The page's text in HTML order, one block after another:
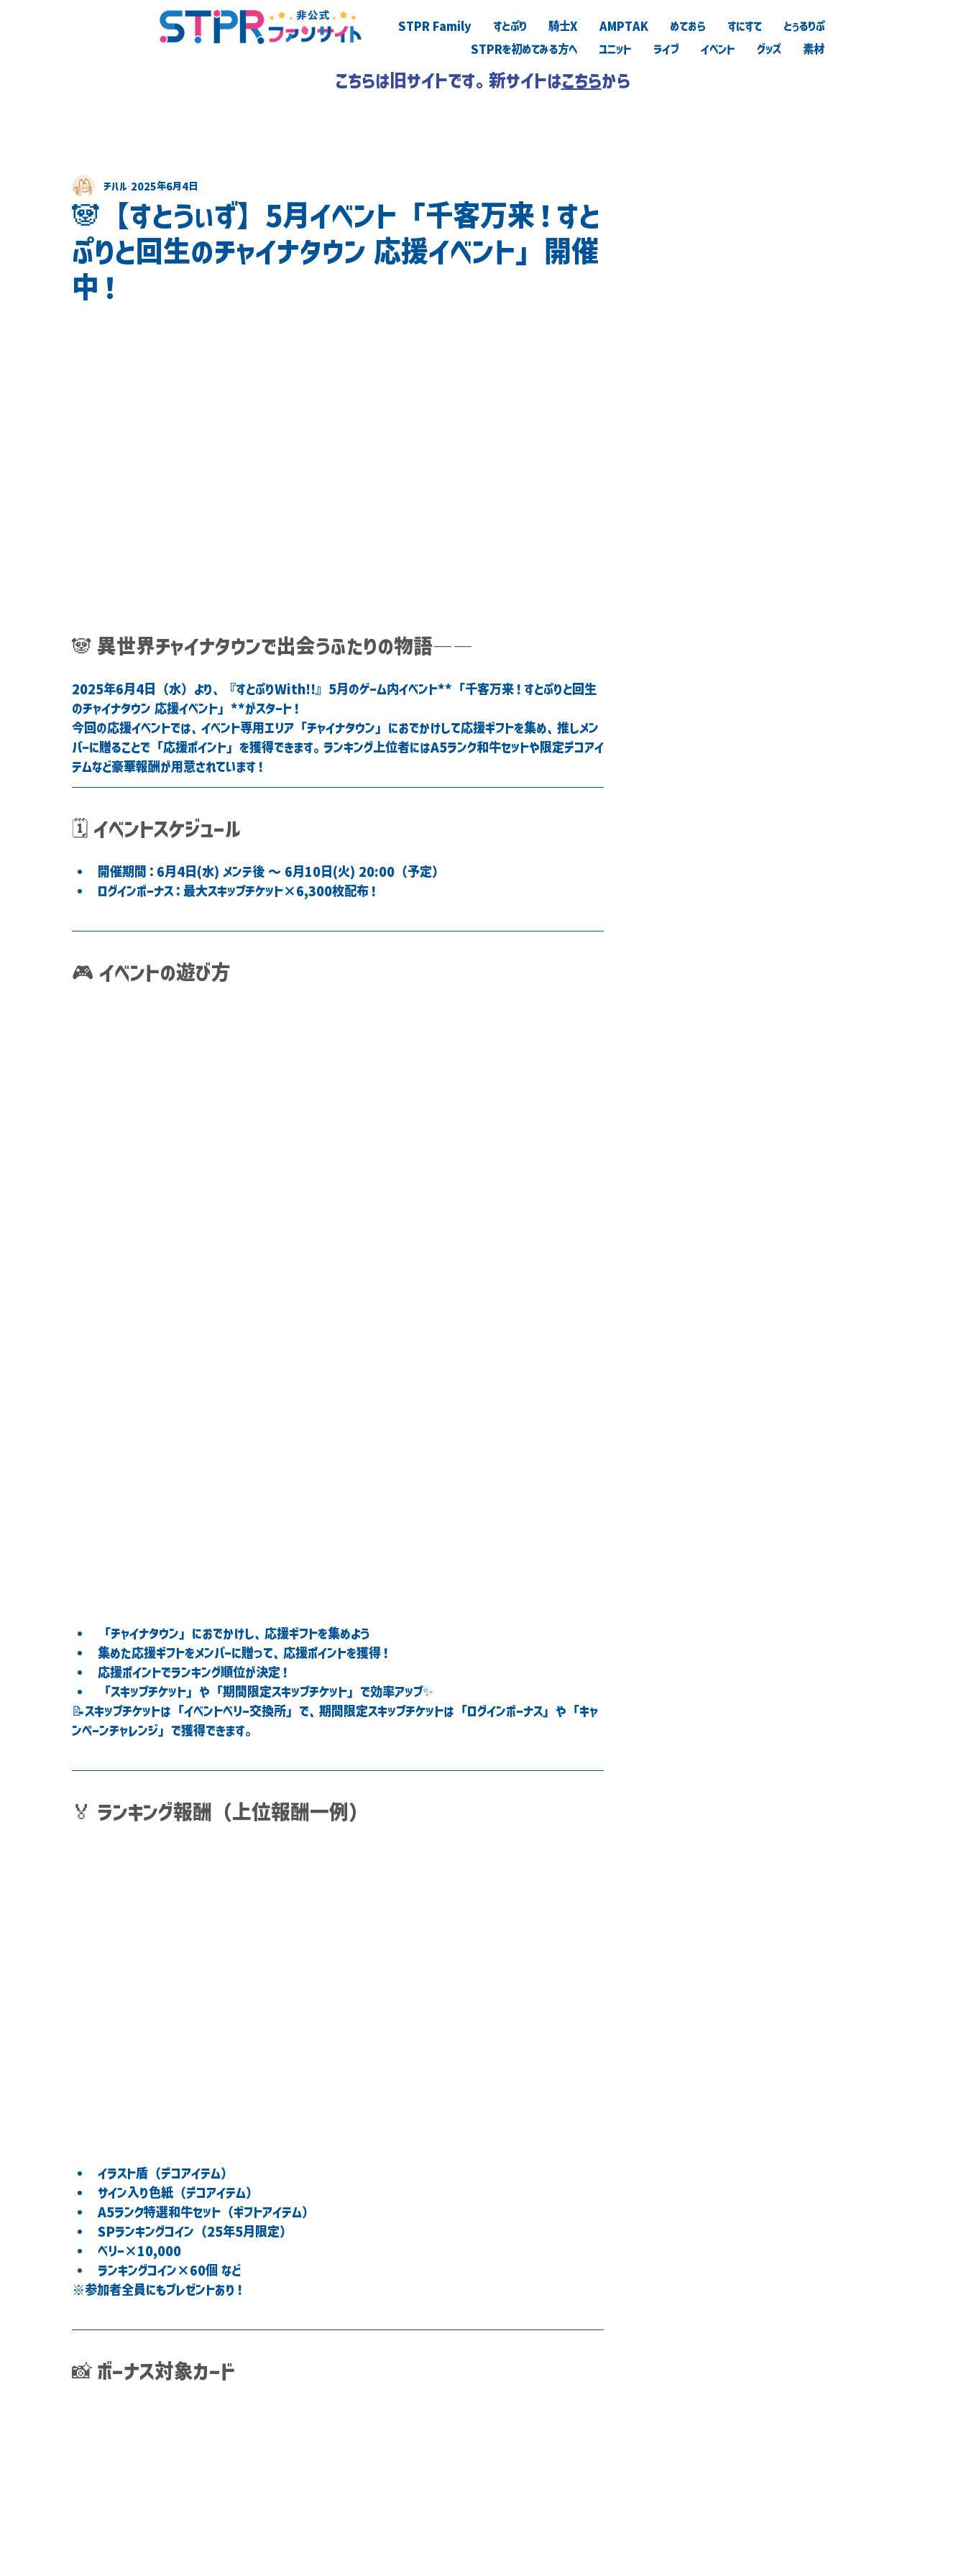
STPR Family すとぷり 騎士X AMPTAK めておら すにすて
とぅるりぷ
STPRを初めてみる方へ
ユニット ライブ イベント グッズ 素材
こちらは旧サイトです。新サイトはこちらから
🐼【すとうぃず】5月イベント「千客万来！すと
ぷりと回生のチャイナタウン 応援イベント」開催
中！
チハル 2025年6月4日
🐼 異世界チャイナタウンで出会うふたりの物語――
2025年6月4日（水）より、『すとぷりWith!!』5月のゲーム内イベント**「千客万来！すとぷりと回生
のチャイナタウン 応援イベント」**がスタート！
今回の応援イベントでは、イベント専用エリア「チャイナタウン」におでかけして応援ギフトを集め、推しメン
バーに贈ることで「応援ポイント」を獲得できます。ランキング上位者にはA5ランク和牛セットや限定デコアイ
テムなど豪華報酬が用意されています！
🗓 イベントスケジュール
開催期間：6月4日(水) メンテ後 ～ 6月10日(火) 20:00（予定）
ログインボーナス：最大スキップチケット×6,300枚配布！
🎮 イベントの遊び方
「チャイナタウン」におでかけし、応援ギフトを集めよう
集めた応援ギフトをメンバーに贈って、 応援ポイントを獲得！
応援ポイントでランキング順位が決定！
「スキップチケット」や「期間限定スキップチケット」で効率アップ✨
📝スキップチケットは「イベントベリー交換所」で、期間限定スキップチケットは「ログインボーナス」や「キャ
ンペーンチャレンジ」で獲得できます。
🏅 ランキング報酬（上位報酬一例）
イラスト盾（デコアイテム）
サイン入り色紙（デコアイテム）
A5ランク特選和牛セット（ギフトアイテム）
SPランキングコイン（25年5月限定）
ベリー×10,000
ランキングコイン×60個 など
※参加者全員にもプレゼントあり！
📸 ボーナス対象カード